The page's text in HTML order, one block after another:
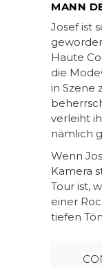
MANN
Josef ist
Haute
die
in Szene
verleiht
nämlich
Wenn
Kamera
Tour ist,
einer
tiefen